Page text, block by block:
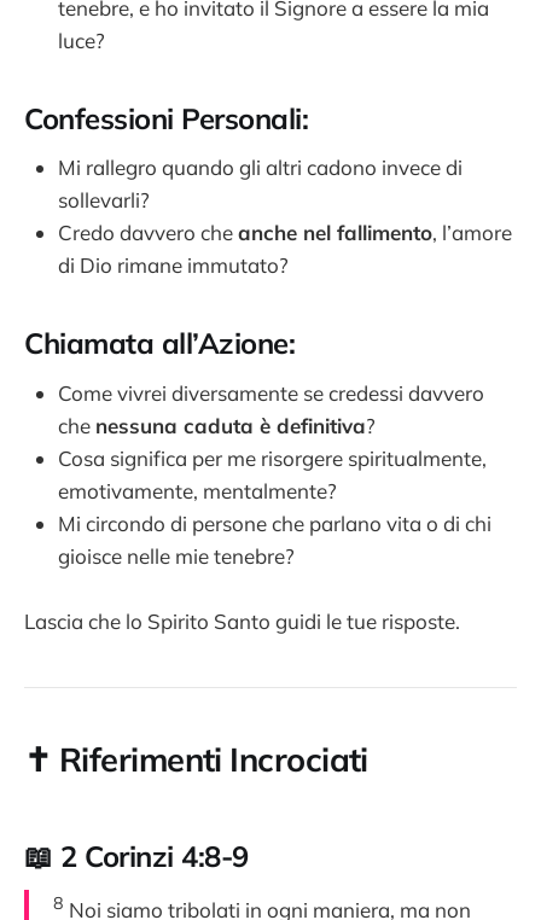
tenebre, e ho invitato il Signore a essere la mia
luce?
Confessioni Personali:
Mi rallegro quando gli altri cadono invece di
sollevarli?
Credo davvero cheanche nel fallimento, l’amore
di Dio rimane immutato?
Chiamata all’Azione:
Come vivrei diversamente se credessi davvero
che nessuna caduta è definitiva?
Cosa significa per me risorgere spiritualmente,
emotivamente, mentalmente?
Mi circondo di persone che parlano vita o di chi
gioisce nelle mie tenebre?
Lascia che lo Spirito Santo guidi le tue risposte.
✝️ Riferimenti Incrociati
📖 2 Corinzi 4:8-9
8 Noi siamo tribolati in ogni maniera, ma non